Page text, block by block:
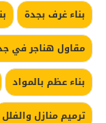
بناء غرف بجدة
مقاول هناجر في
بناء عظم بالمواد
ترميم منازل والفلل